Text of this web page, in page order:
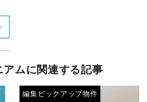
アムに関連する記事
編集ピックアップ物件